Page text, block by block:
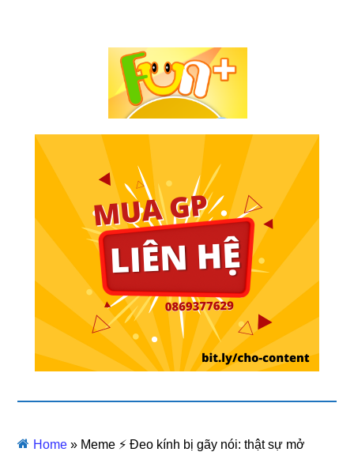
Home » Meme ⚡ Đeo kính bị gãy nói: thật sự mở